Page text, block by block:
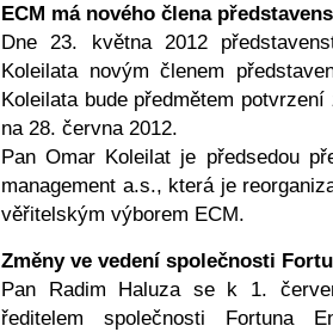
ECM má nového člena
Dne 23. května 2012
Koleilata novým členem
Koleilata bude předmětem
na 28. června 2012.
Pan Omar Koleilat je předsedou
management a.s., která je
věřitelským výborem ECM.
Změny ve vedení společnosti
Pan Radim Haluza se k 1.
ředitelem společnosti Fortuna